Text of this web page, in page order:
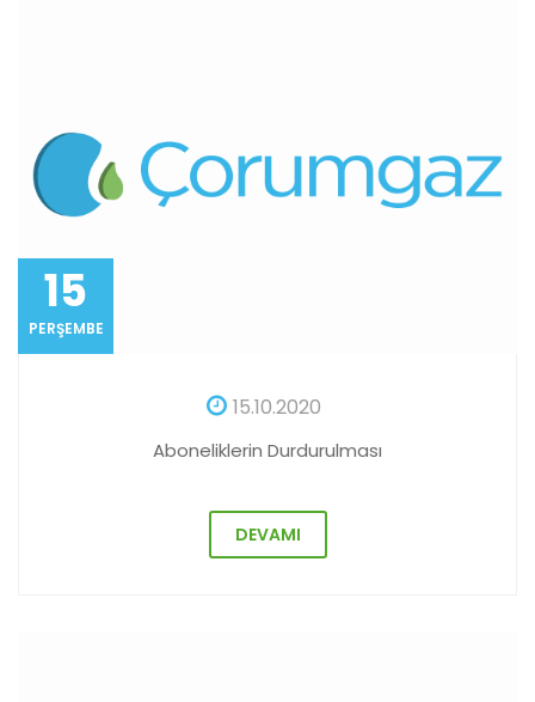
15
PERŞEMBE
15.10.2020
Aboneliklerin Durdurulması
DEVAMI